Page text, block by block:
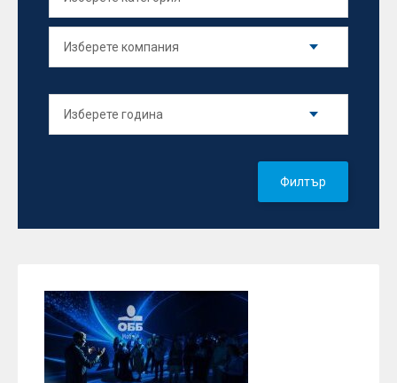
Филтър